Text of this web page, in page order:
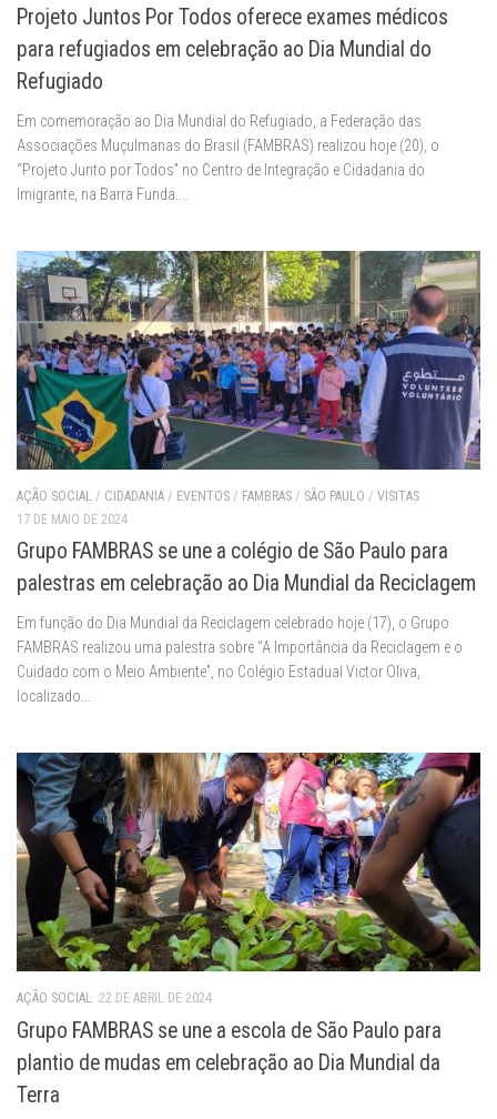
Projeto Juntos Por Todos oferece exames médicos
para refugiados em celebração ao Dia Mundial do
Refugiado
Em comemoração ao Dia Mundial do Refugiado, a Federação das
Associações Muçulmanas do Brasil (FAMBRAS) realizou hoje (20), o
“Projeto Junto por Todos” no Centro de Integração e Cidadania do
Imigrante, na Barra Funda....
AÇÃO SOCIAL / CIDADANIA / EVENTOS / FAMBRAS / SÃO PAULO / VISITAS
17 DE MAIO DE 2024
Grupo FAMBRAS se une a colégio de São Paulo para
palestras em celebração ao Dia Mundial da Reciclagem
Em função do Dia Mundial da Reciclagem celebrado hoje (17), o Grupo
FAMBRAS realizou uma palestra sobre “A Importância da Reciclagem e o
Cuidado com o Meio Ambiente”, no Colégio Estadual Victor Oliva,
localizado...
AÇÃO SOCIAL 22 DE ABRIL DE 2024
Grupo FAMBRAS se une a escola de São Paulo para
plantio de mudas em celebração ao Dia Mundial da
Terra